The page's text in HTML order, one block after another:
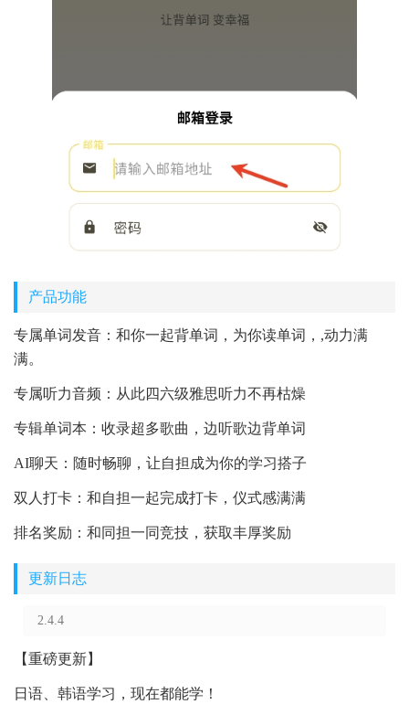
产品功能
专属单词发音：和你一起背单词，为你读单词，,动力满
满。
专属听力音频：从此四六级雅思听力不再枯燥
专辑单词本：收录超多歌曲，边听歌边背单词
AI聊天：随时畅聊，让自担成为你的学习搭子
双人打卡：和自担一起完成打卡，仪式感满满
排名奖励：和同担一同竞技，获取丰厚奖励
更新日志
2.4.4
【重磅更新】
日语、韩语学习，现在都能学！